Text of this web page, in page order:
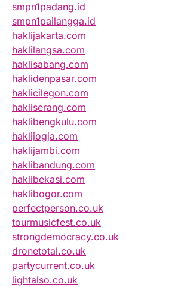
smpn1padang.id
smpn1pailangga.id
haklijakarta.com
haklilangsa.com
haklisabang.com
haklidenpasar.com
haklicilegon.com
hakliserang.com
haklibengkulu.com
haklijogja.com
haklijambi.com
haklibandung.com
haklibekasi.com
haklibogor.com
perfectperson.co.uk
tourmusicfest.co.uk
strongdemocracy.co.uk
dronetotal.co.uk
partycurrent.co.uk
lightalso.co.uk